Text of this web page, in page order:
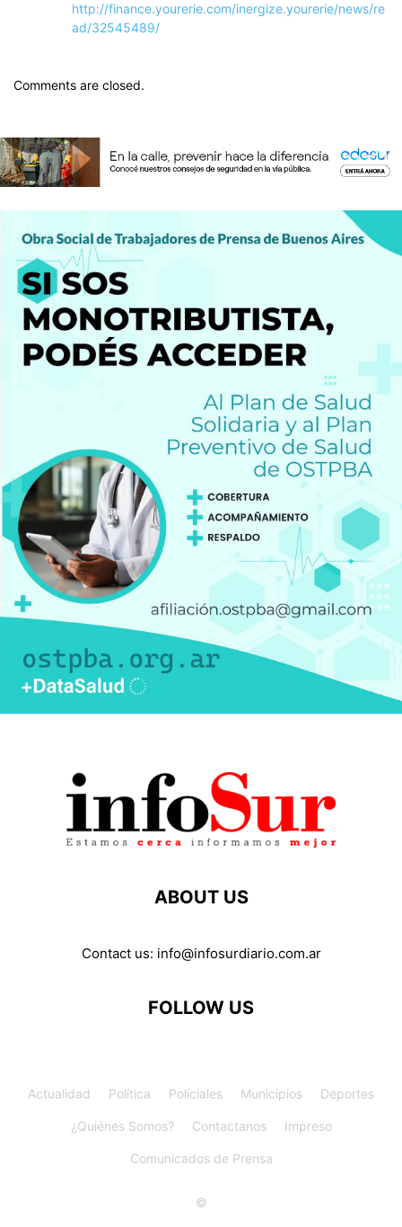
http://finance.yourerie.com/inergize.yourerie/news/re
ad/32545489/
Comments are closed.
ABOUT US
Contact us: info@infosurdiario.com.ar
FOLLOW US
Actualidad Política Policiales Municipios Deportes
¿Quiénes Somos? Contactanos Impreso
Comunicados de Prensa
©